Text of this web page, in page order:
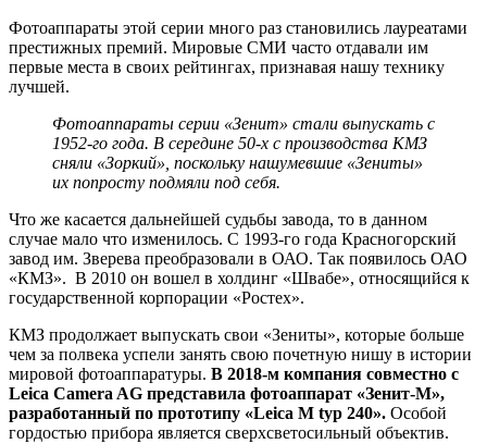
Фотоаппараты этой серии много раз становились лауреатами
престижных премий. Мировые СМИ часто отдавали им
первые места в своих рейтингах, признавая нашу технику
лучшей.
Фотоаппараты серии «Зенит» стали выпускать с
1952-го года. В середине 50-х с производства КМЗ
сняли «Зоркий», поскольку нашумевшие «Зениты»
их попросту подмяли под себя.
Что же касается дальнейшей судьбы завода, то в данном
случае мало что изменилось. С 1993-го года Красногорский
завод им. Зверева преобразовали в ОАО. Так появилось ОАО
«КМЗ». В 2010 он вошел в холдинг «Швабе», относящийся к
государственной корпорации «Ростех».
КМЗ продолжает выпускать свои «Зениты», которые больше
чем за полвека успели занять свою почетную нишу в истории
мировой фотоаппаратуры. В 2018-м компания совместно с
Leica Camera AG представила фотоаппарат «Зенит-М»,
разработанный по прототипу «Leica M typ 240». Особой
гордостью прибора является сверхсветосильный объектив.